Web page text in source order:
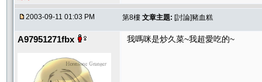
2003-09-11 01:03 PM 第8樓 文章主題: [討論]豬血糕
A97951271fbx 我嗎咪是炒久菜~我超愛吃的~